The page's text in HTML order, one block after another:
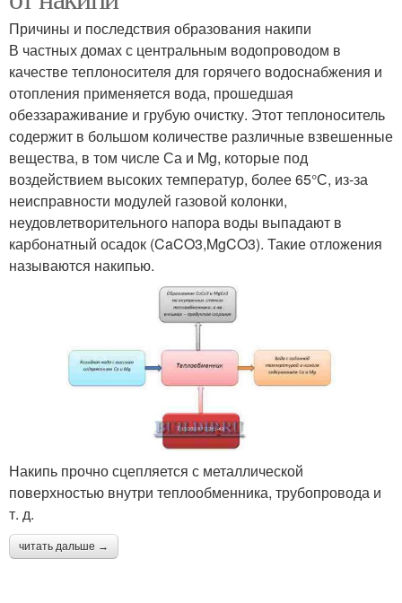
Причины и последствия образования накипи
В частных домах с центральным водопроводом в
качестве теплоносителя для горячего водоснабжения и
отопления применяется вода, прошедшая
обеззараживание и грубую очистку. Этот теплоноситель
содержит в большом количестве различные взвешенные
вещества, в том числе Са и Mg, которые под
воздействием высоких температур, более 65°С, из-за
неисправности модулей газовой колонки,
неудовлетворительного напора воды выпадают в
карбонатный осадок (CaCO3,MgCO3). Такие отложения
называются накипью.
Накипь прочно сцепляется с металлической
поверхностью внутри теплообменника, трубопровода и
т. д.
читать дальше →